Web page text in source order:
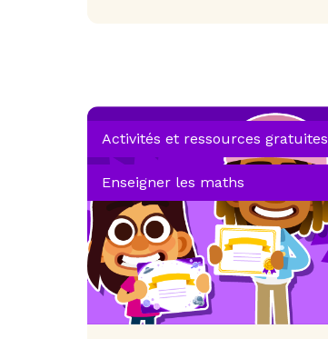
Activités et ressources gratuites
Enseigner les maths